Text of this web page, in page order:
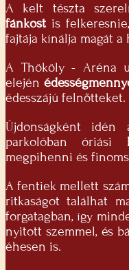
A kelt tészta
fánkost is
fajtája kínálja magát a
A Thököly - Aréna
elején
édesszájú felnőtteket.
Újdonságként idén
parkolóban óriási
megpihenni és
A fentiek mellett
ritkaságot találhat
forgatagban, így
nyitott szemmel, és
éhesen is.